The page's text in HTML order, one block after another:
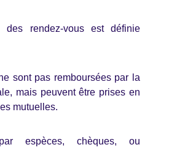
des rendez-vous est définie
sont pas remboursées par la
mais peuvent être prises en
mutuelles.
espèces, chèques, ou